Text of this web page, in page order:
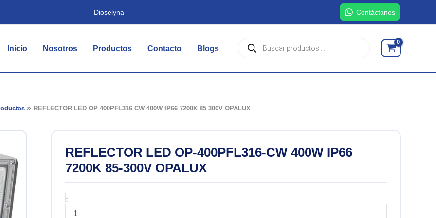
Dioselyna Contáctanos
Inicio Nosotros Productos Contacto Blogs
Búsqueda
REFLECTOR LED OP-400PFL316-CW 400W IP66 7200K 85-300V OPALUX
REFLECTOR LED OP-400PFL316-CW 400W IP66
7200K 85-300V OPALUX
-REFLECTOR
LED
OP-